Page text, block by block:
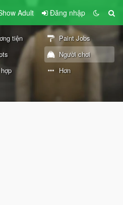
Adult Đăng nhập
tiện
Paint Jobs
Người chơi
Hơn